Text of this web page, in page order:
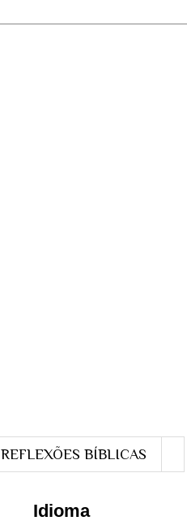
REFLEXÕES BÍBLICAS
Idioma